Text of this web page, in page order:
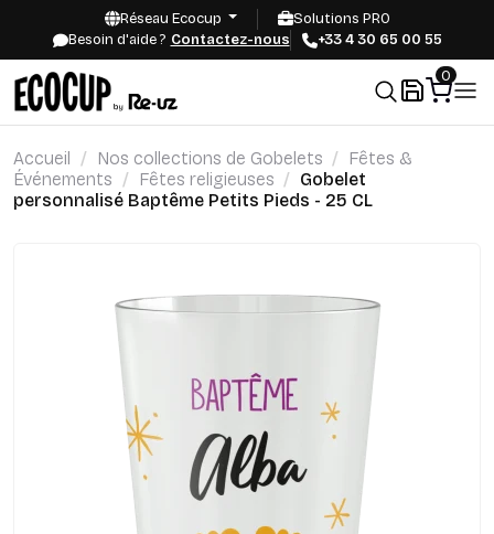
Réseau Ecocup
Solutions PRO
Besoin d'aide ? Contactez-nous +33 4 30 65 00 55
0
Accueil Nos collections de Gobelets
Fêtes &
Événements
Fêtes religieuses
Gobelet
personnalisé Baptême Petits Pieds - 25 CL